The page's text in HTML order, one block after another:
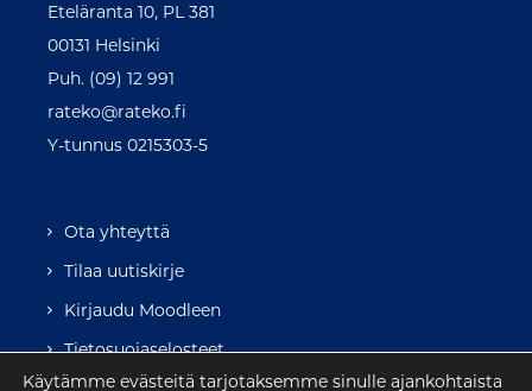
Eteläranta 10, PL 381
00131 Helsinki
Puh. (09) 12 991
rateko@rateko.fi
Y-tunnus 0215303-5
Ota yhteyttä
Tilaa uutiskirje
Kirjaudu Moodleen
Tietosuojaselosteet
Käytämme evästeitä tarjotaksemme sinulle ajankohtaista